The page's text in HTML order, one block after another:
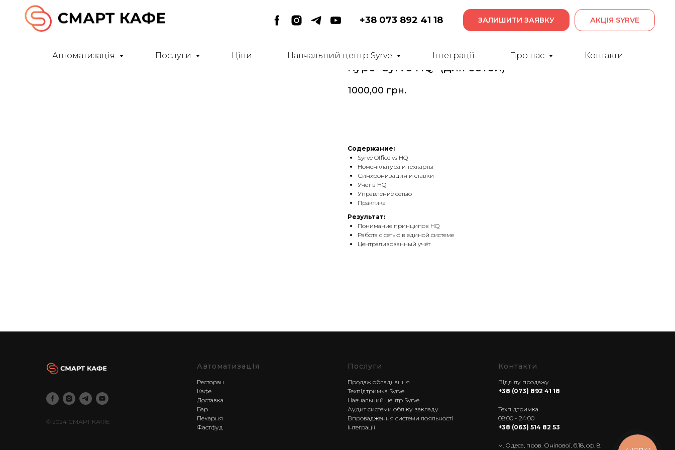
+38 073 892 41 18 ЗАЛИШИТИ ЗАЯВКУ АКЦІЯ SYRVE
Автоматизація Послуги Ціни Навчальний центр Syrve Інтеграції Про нас Контакти
Курс "Syrve HQ" (для сетей)
1000,00 грн.
Содержание:
Syrve Office vs HQ
Номенклатура и техкарты
Синхронизация и ставки
Учёт в HQ
Управление сетью
Практика
Результат:
Понимание принципов HQ
Работа с сетью в единой системе
Централизованный учёт
© 2024 СМАРТ КАФЕ
АвтоматизацІя
Ресторан
Кафе
Доставка
Бар
Пекарня
Фастфуд
Послуги
Продаж обладнання
Техпідтримка Syrve
Навчальний центр Syrve
Аудит системи обліку закладу
Впровадження системи лояльності
Інтеграції
Контакти
Відділу продажу
+38 (073) 892 41 18
Техпідтримка
08:00 - 24:00
+38 (063) 514 82 53
м. Одеса, пров. Онілової, б.18, оф. 8.